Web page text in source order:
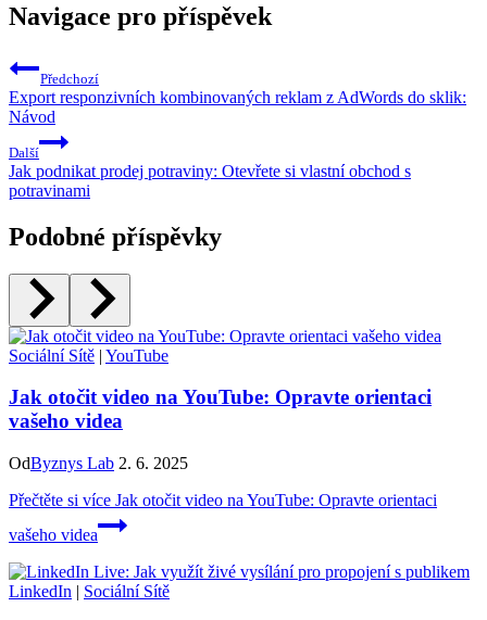
Navigace pro příspěvek
Předchozí
Export responzivních kombinovaných reklam z AdWords do sklik:
Návod
Další
Jak podnikat prodej potraviny: Otevřete si vlastní obchod s
potravinami
Podobné příspěvky
Sociální Sítě | YouTube
Jak otočit video na YouTube: Opravte orientaci
vašeho videa
OdByznys Lab 2. 6. 2025
Přečtěte si více Jak otočit video na YouTube: Opravte orientaci
vašeho videa
LinkedIn | Sociální Sítě